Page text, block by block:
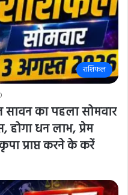
राशिफल
का पहला सोमवार
धन लाभ, प्रेम
प्राप्त करने के करें